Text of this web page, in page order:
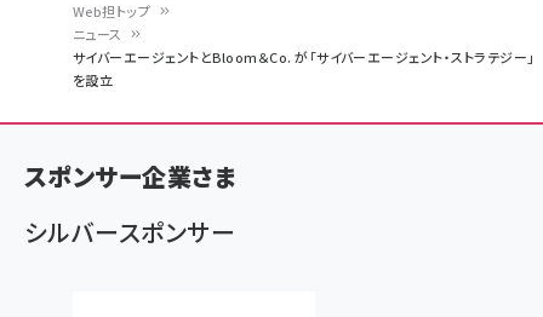
く
ず
Web担トップ
ニュース
サイバーエージェントとBloom＆Co. が「サイバーエージェント・ストラテジー」
を設立
スポンサー企業さま
シルバースポンサー